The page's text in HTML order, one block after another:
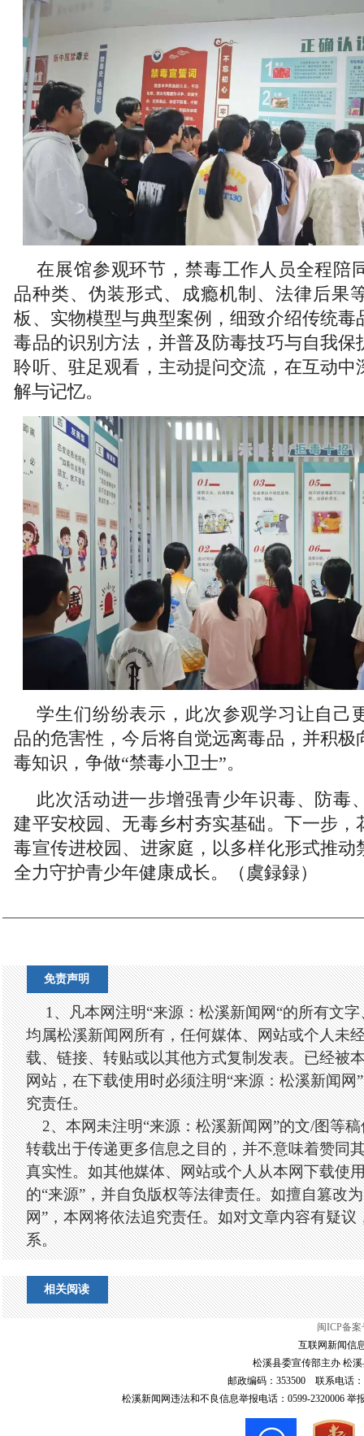
在展馆参观环节，禁毒工作人员全程陪
品种类、伪装形式、成瘾机制、法律后果
板、实物模型与典型案例，细致介绍传统毒
毒品的识别方法，并普及防毒技巧与自我保
聆听、驻足观看，主动提问交流，在互动中
解与记忆。
学生们纷纷表示，此次参观学习让自己
品的危害性，今后将自觉远离毒品，并积极
毒知识，争做“禁毒小卫士”。
此次活动进一步增强青少年识毒、防毒
建平安校园、无毒乡村夯实基础。下一步，
毒宣传进校园、进家庭，以多样化形式推动
全力守护青少年健康成长。（虞録録）
免责声明
1、凡本网注明“来源：松溪新闻网“的所有文
均属松溪新闻网所有，任何媒体、网站或个人未
载、链接、转贴或以其他方式复制发表。已经被
网站，在下载使用时必须注明“来源：松溪新闻网
究责任。
2、本网未注明“来源：松溪新闻网”的文/图等稿
转载出于传递更多信息之目的，并不意味着赞同
真实性。如其他媒体、网站或个人从本网下载使
的“来源”，并自负版权等法律责任。如擅自篡改
网”，本网将依法追究责任。如对文章内容有疑议
系。
相关阅读
闽ICP备案
互联网新闻信
松溪县委宣传部主办 松
邮政编码：353500 联系电话：
松溪新闻网违法和不良信息举报电话：0599-2320006 举